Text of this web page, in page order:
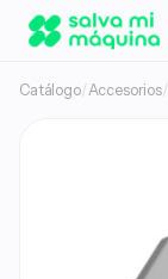
Catálogo/Accesorios/